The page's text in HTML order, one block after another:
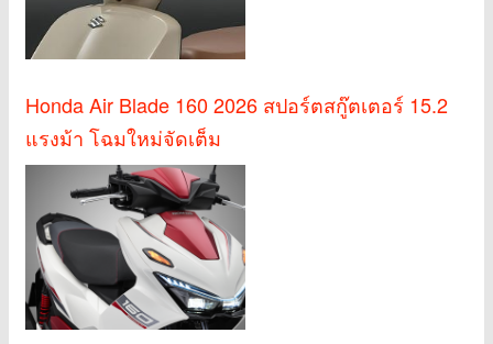
Honda Air Blade 160 2026 สปอร์ตสกู๊ตเตอร์ 15.2
แรงม้า โฉมใหม่จัดเต็ม